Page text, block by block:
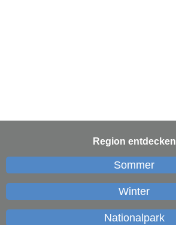
Region entdecken
Sommer
Winter
Nationalpark